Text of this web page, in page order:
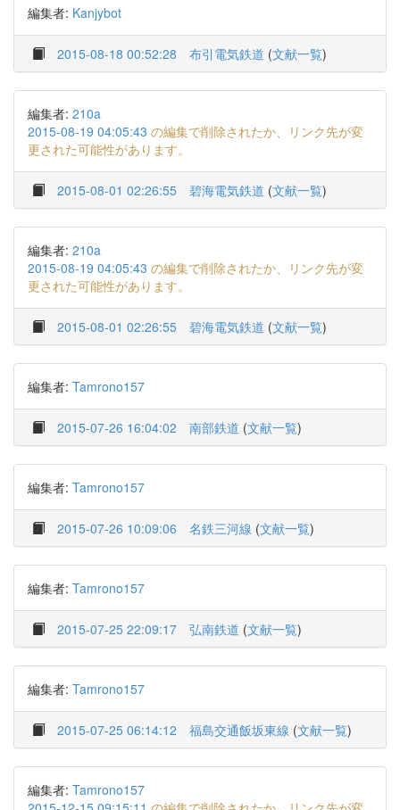
編集者: Kanjybot
2015-08-18 00:52:28 布引電気鉄道 (文献一覧)
編集者: 210a
2015-08-19 04:05:43 の編集で削除されたか、リンク先が変
更された可能性があります。
2015-08-01 02:26:55 碧海電気鉄道 (文献一覧)
編集者: 210a
2015-08-19 04:05:43 の編集で削除されたか、リンク先が変
更された可能性があります。
2015-08-01 02:26:55 碧海電気鉄道 (文献一覧)
編集者: Tamrono157
2015-07-26 16:04:02 南部鉄道 (文献一覧)
編集者: Tamrono157
2015-07-26 10:09:06 名鉄三河線 (文献一覧)
編集者: Tamrono157
2015-07-25 22:09:17 弘南鉄道 (文献一覧)
編集者: Tamrono157
2015-07-25 06:14:12 福島交通飯坂東線 (文献一覧)
編集者: Tamrono157